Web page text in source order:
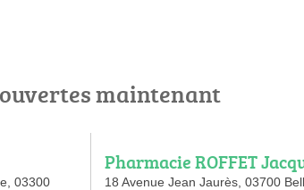
maintenant
03300
Pharmacie ROFFET
18 Avenue Jean Jaurès,03700